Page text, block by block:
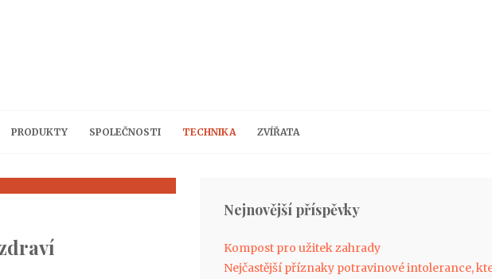
PRODUKTY SPOLEČNOSTI TECHNIKA ZVÍŘATA
Nejnovější příspěvky
Kompost pro užitek zahrady
Nejčastější příznaky potravinové intolerance,